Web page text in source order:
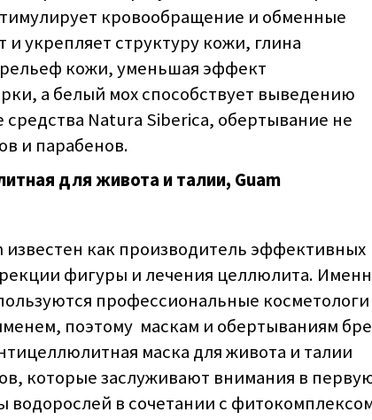
кровообращение и обменные
и укрепляет структуру кожи, глина
кожи, уменьшая эффект
а белый мох способствует выведению
средства Natura Siberica, обертывание не
и парабенов.
для живота и талии, Guam
известен как производитель эффективных
фигуры и лечения целлюлита.
профессиональные
поэтому маскам и обертываниям
маска для живота и талии
которые заслуживают внимания в
водорослей в сочетании с